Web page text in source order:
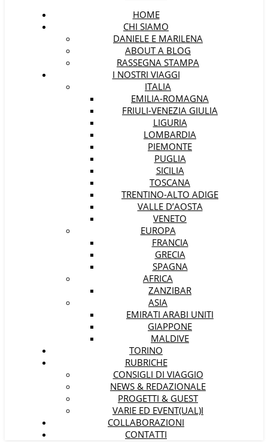
HOME
CHI SIAMO
DANIELE E MARILENA
ABOUT A BLOG
RASSEGNA STAMPA
I NOSTRI VIAGGI
ITALIA
EMILIA-ROMAGNA
FRIULI-VENEZIA GIULIA
LIGURIA
LOMBARDIA
PIEMONTE
PUGLIA
SICILIA
TOSCANA
TRENTINO-ALTO ADIGE
VALLE D’AOSTA
VENETO
EUROPA
FRANCIA
GRECIA
SPAGNA
AFRICA
ZANZIBAR
ASIA
EMIRATI ARABI UNITI
GIAPPONE
MALDIVE
TORINO
RUBRICHE
CONSIGLI DI VIAGGIO
NEWS & REDAZIONALE
PROGETTI & GUEST
VARIE ED EVENT(UAL)I
COLLABORAZIONI
CONTATTI